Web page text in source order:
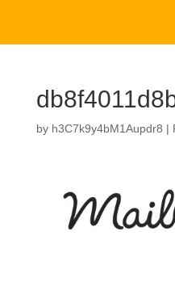
by h3C7k9y4bM1Aupdr8 |